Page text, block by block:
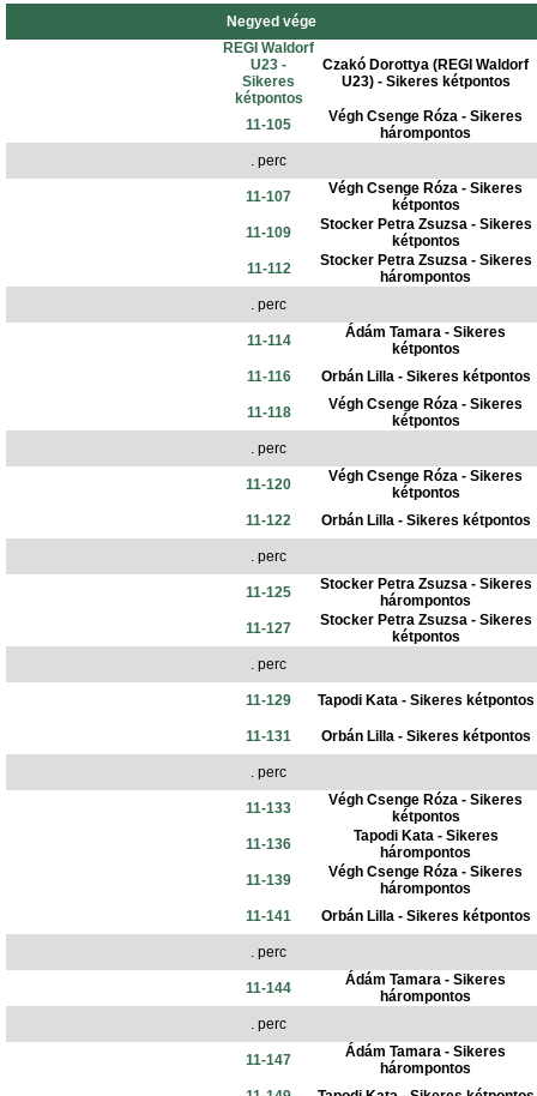
Negyed vége
REGI Waldorf
U23 -
Sikeres
kétpontos
Czakó Dorottya (REGI Waldorf
U23) - Sikeres kétpontos
11-105
Végh Csenge Róza - Sikeres
hárompontos
. perc
11-107
Végh Csenge Róza - Sikeres
kétpontos
11-109
Stocker Petra Zsuzsa - Sikeres
kétpontos
11-112
Stocker Petra Zsuzsa - Sikeres
hárompontos
. perc
11-114
Ádám Tamara - Sikeres
kétpontos
11-116
Orbán Lilla - Sikeres kétpontos
11-118
Végh Csenge Róza - Sikeres
kétpontos
. perc
11-120
Végh Csenge Róza - Sikeres
kétpontos
11-122
Orbán Lilla - Sikeres kétpontos
. perc
11-125
Stocker Petra Zsuzsa - Sikeres
hárompontos
11-127
Stocker Petra Zsuzsa - Sikeres
kétpontos
. perc
11-129 Tapodi Kata - Sikeres kétpontos
11-131 Orbán Lilla - Sikeres kétpontos
. perc
11-133
Végh Csenge Róza - Sikeres
kétpontos
11-136
Tapodi Kata - Sikeres
hárompontos
11-139
Végh Csenge Róza - Sikeres
hárompontos
11-141
Orbán Lilla - Sikeres kétpontos
. perc
11-144
Ádám Tamara - Sikeres
hárompontos
. perc
11-147
Ádám Tamara - Sikeres
hárompontos